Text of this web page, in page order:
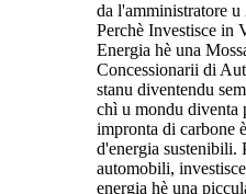
da l'amministratore u
Perchè Investisce in
Energia hè una
Concessionarii di
stanu diventendu
chì u mondu diventa
impronta di carbone
d'energia sustenibili.
automobili,
energia hè una